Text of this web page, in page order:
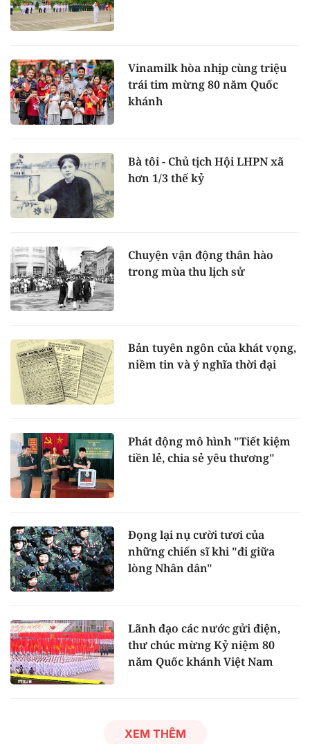
Vinamilk hòa nhịp cùng triệu
trái tim mừng 80 năm Quốc
khánh
Bà tôi - Chủ tịch Hội LHPN xã
hơn 1/3 thế kỷ
Chuyện vận động thân hào
trong mùa thu lịch sử
Bản tuyên ngôn của khát vọng,
niềm tin và ý nghĩa thời đại
Phát động mô hình "Tiết kiệm
tiền lẻ, chia sẻ yêu thương"
Đọng lại nụ cười tươi của
những chiến sĩ khi "đi giữa
lòng Nhân dân"
Lãnh đạo các nước gửi điện,
thư chúc mừng Kỷ niệm 80
năm Quốc khánh Việt Nam
XEM THÊM